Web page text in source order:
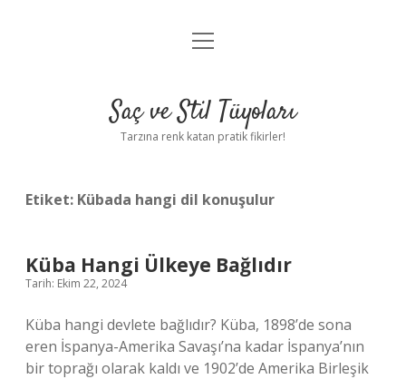
Anasayfa
Yasal Uyarı
menüyü
Saç ve Stil Tüyoları
Tarzına renk katan pratik fikirler!
Etiket: Kübada hangi dil konuşulur
Küba Hangi Ülkeye Bağlıdır
Tarih: Ekim 22, 2024
Küba hangi devlete bağlıdır? Küba, 1898’de sona
eren İspanya-Amerika Savaşı’na kadar İspanya’nın
bir toprağı olarak kaldı ve 1902’de Amerika Birleşik